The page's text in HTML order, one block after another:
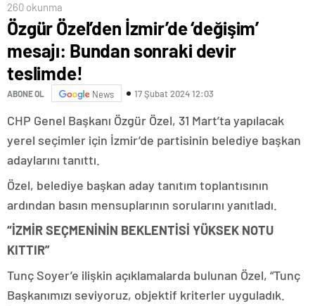
260 okunma
Özgür Özel’den İzmir’de ‘değişim’
mesajı: Bundan sonraki devir
teslimde!
ABONE OL News 17 Şubat 2024 12:03
CHP Genel Başkanı Özgür Özel, 31 Mart’ta yapılacak
yerel seçimler için İzmir’de partisinin belediye başkan
adaylarını tanıttı.
Özel, belediye başkan aday tanıtım toplantısının
ardından basın mensuplarının sorularını yanıtladı.
“İZMİR SEÇMENİNİN BEKLENTİSİ YÜKSEK NOTU
KITTIR”
Tunç Soyer’e ilişkin açıklamalarda bulunan Özel, “Tunç
Başkanımızı seviyoruz, objektif kriterler uyguladık.